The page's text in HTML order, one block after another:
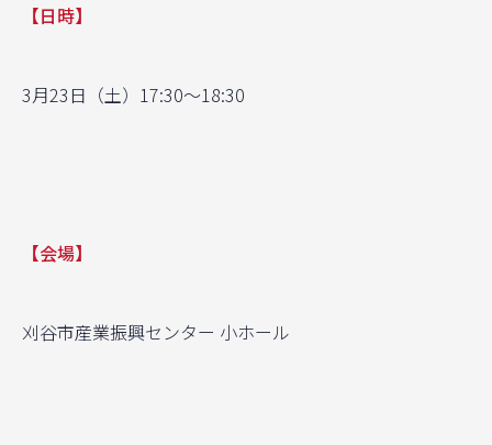
【日時】
3月23日（土）17:30〜18:30
【会場】
刈谷市産業振興センター 小ホール